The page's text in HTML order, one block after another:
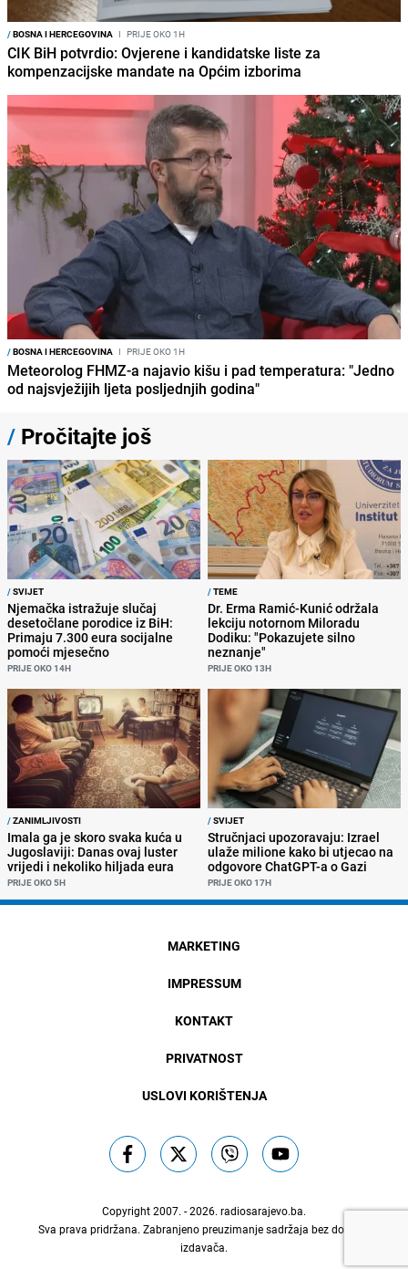
/BOSNA I HERCEGOVINA I PRIJE OKO 1H
CIK BiH potvrdio: Ovjerene i kandidatske liste za
kompenzacijske mandate na Općim izborima
/BOSNA I HERCEGOVINA I PRIJE OKO 1H
Meteorolog FHMZ-a najavio kišu i pad temperatura: "Jedno
od najsvježijih ljeta posljednjih godina"
/ Pročitajte još
/SVIJET
Njemačka istražuje slučaj
desetočlane porodice iz BiH:
Primaju 7.300 eura socijalne
pomoći mjesečno
PRIJE OKO 14H
/TEME
Dr. Erma Ramić-Kunić održala
lekciju notornom Miloradu
Dodiku: "Pokazujete silno
neznanje"
PRIJE OKO 13H
/ZANIMLJIVOSTI
Imala ga je skoro svaka kuća u
Jugoslaviji: Danas ovaj luster
vrijedi i nekoliko hiljada eura
PRIJE OKO 5H
/SVIJET
Stručnjaci upozoravaju: Izrael
ulaže milione kako bi utjecao na
odgovore ChatGPT-a o Gazi
PRIJE OKO 17H
MARKETING
IMPRESSUM
KONTAKT
PRIVATNOST
USLOVI KORIŠTENJA
Copyright 2007. - 2026. radiosarajevo.ba.
Sva prava pridržana. Zabranjeno preuzimanje sadržaja bez dozvole
izdavača.